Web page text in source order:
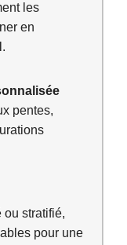
les
en
pentes,
ou stratifié,
pour une